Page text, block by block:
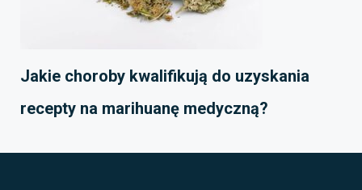
Jakie choroby kwalifikują do uzyskania
recepty na marihuanę medyczną?